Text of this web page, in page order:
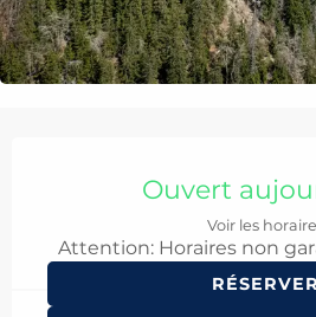
Ouvert
Voir les
Attention: Horaires non
RÉSERVER